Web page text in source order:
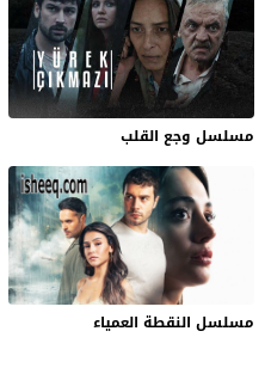
مسلسل وجع القلب
مسلسل النقطة العمياء